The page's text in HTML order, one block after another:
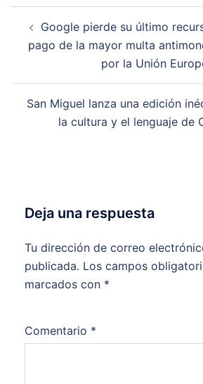
de
entradas
Google pierde su último
pago de la mayor multa
por la Unión
San Miguel lanza una edición
la cultura y el lenguaje de
Deja una respuesta
Tu dirección de correo
publicada. Los campos
marcados con *
Comentario *